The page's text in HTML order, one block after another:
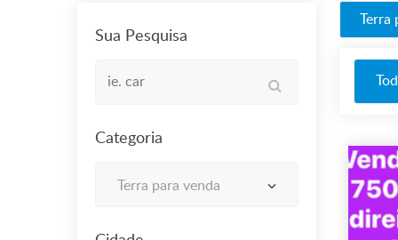
Sua Pesquisa
Categoria
Terra para venda